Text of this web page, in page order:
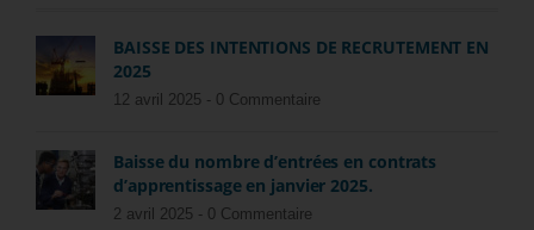
BAISSE DES INTENTIONS DE RECRUTEMENT EN
2025
12 avril 2025 - 0 Commentaire
Baisse du nombre d’entrées en contrats
d’apprentissage en janvier 2025.
2 avril 2025 - 0 Commentaire